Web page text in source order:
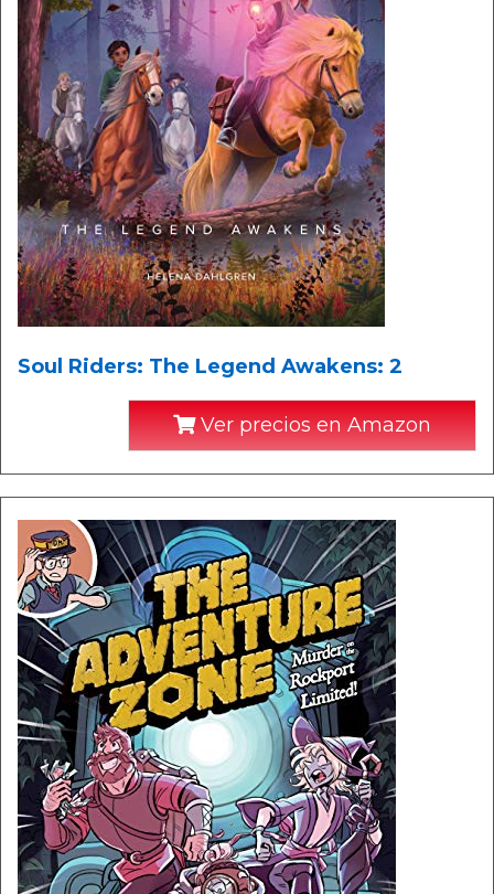
Soul Riders: The Legend Awakens: 2
Ver precios en Amazon